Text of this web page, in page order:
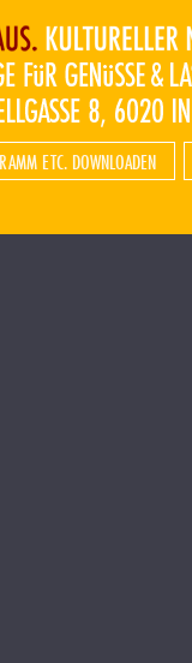
ETC. DOWNLOADEN